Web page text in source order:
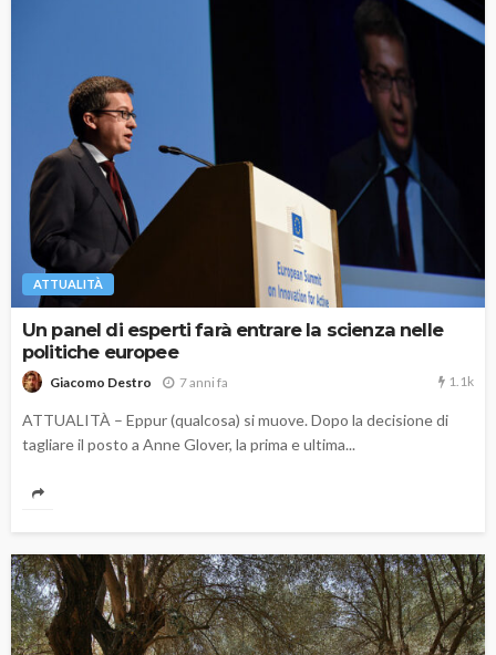
ATTUALITÀ
Un panel di esperti farà entrare la scienza nelle
politiche europee
Giacomo Destro 7 anni fa 1.1k
ATTUALITÀ – Eppur (qualcosa) si muove. Dopo la decisione di
tagliare il posto a Anne Glover, la prima e ultima...